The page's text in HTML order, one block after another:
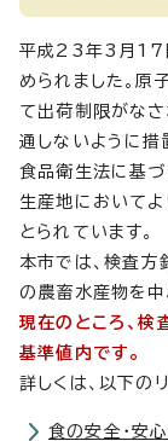
平成23年3月17
められました。原
て出荷制限がなさ
通しないように
食品衛生法に基づ
生産地において
とられています。
本市では、検査
の農畜水産物を中
現在のところ、検
基準値内です。
詳しくは、以下の
食の安全・安